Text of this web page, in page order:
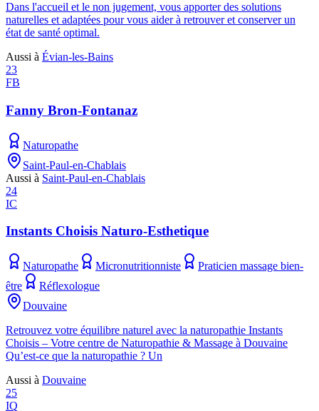
Dans l'accueil et le non jugement, vous apporter des solutions
naturelles et adaptées pour vous aider à retrouver et conserver un
état de santé optimal.
Aussi à Évian-les-Bains
23
FB
Fanny Bron-Fontanaz
Naturopathe
Saint-Paul-en-Chablais
Aussi à Saint-Paul-en-Chablais
24
IC
Instants Choisis Naturo-Esthetique
Naturopathe Micronutritionniste
Praticien massage bien-
être
Réflexologue
Douvaine
Retrouvez votre équilibre naturel avec la naturopathie Instants
Choisis – Votre centre de Naturopathie & Massage à Douvaine
Qu’est-ce que la naturopathie ? Un
Aussi à Douvaine
25
IQ